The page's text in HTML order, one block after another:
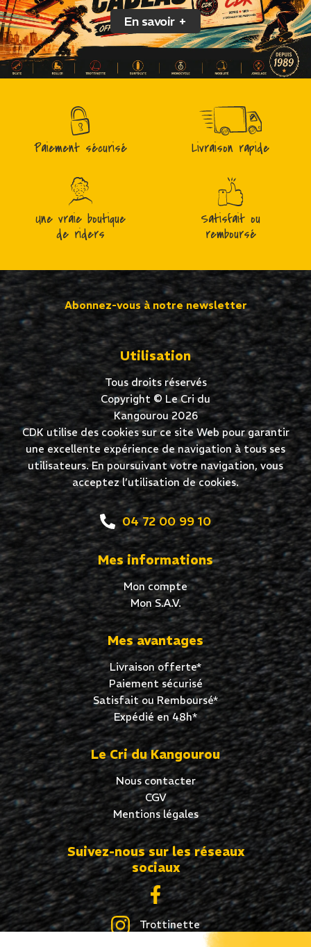
En savoir +
Paiement sécurisé Livraison rapide
Une vraie boutique
de riders
Satisfait ou
remboursé
Abonnez-vous à notre newsletter
Utilisation
Tous droits réservés
Copyright © Le Cri du
Kangourou 2026
CDK utilise des cookies sur ce site Web pour garantir
une excellente expérience de navigation à tous ses
utilisateurs. En poursuivant votre navigation, vous
acceptez l’utilisation de cookies.
04 72 00 99 10
Mes informations
Mon compte
Mon S.A.V.
Mes avantages
Livraison offerte*
Paiement sécurisé
Satisfait ou Remboursé*
Expédié en 48h*
Le Cri du Kangourou
Nous contacter
CGV
Mentions légales
Suivez-nous sur les réseaux
sociaux
Trottinette